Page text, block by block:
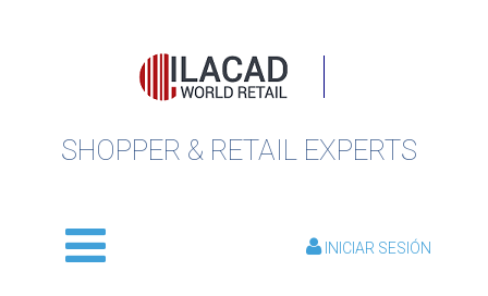
SHOPPER & RETAIL EXPERTS
INICIAR SESIÓN